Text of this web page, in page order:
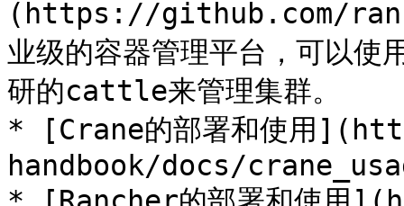
(https://github.com/
业级的容器管理平台，可以
研的cattle来管理集群。
* [Crane的部署和使用
handbook/docs/